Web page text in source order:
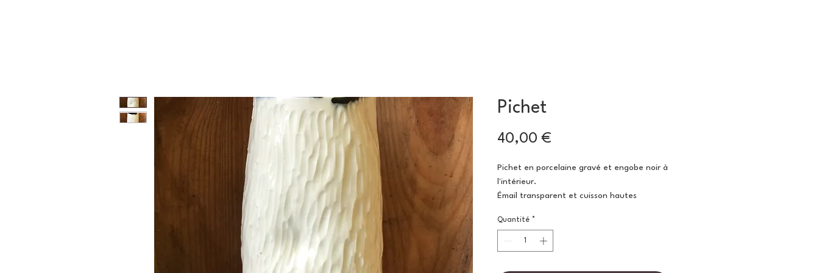
Pichet
40,00 €
Pichet en porcelaine gravé et engobe noir à
l'intérieur.
Émail transparent et cuisson hautes
Hauteur: 22cm
Diamètre:7cm
Contenance: 1L
Quantité *